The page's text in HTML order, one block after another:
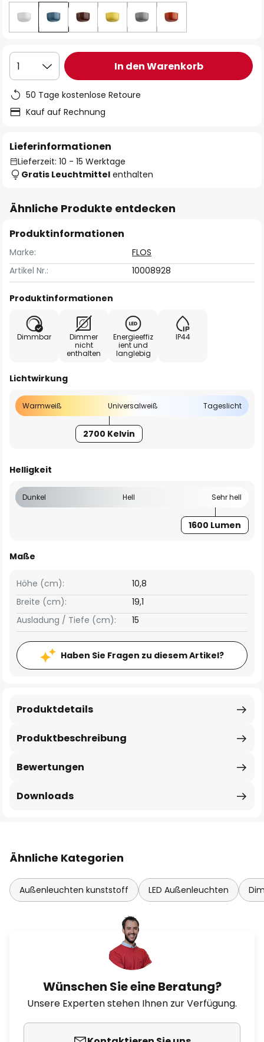
1 In den Warenkorb
50 Tage kostenlose Retoure
Kauf auf Rechnung
Lieferinformationen
Lieferzeit: 10 - 15 Werktage
Gratis Leuchtmittel enthalten
Ähnliche Produkte entdecken
Produktinformationen
Marke:
FLOS
Artikel Nr.:
10008928
Produktinformationen
Dimmbar
Dimmer
nicht
enthalten
Energieeffiz
ient und
langlebig
IP44
Lichtwirkung
Warmweiß Universalweiß Tageslicht
2700 Kelvin
Helligkeit
Dunkel Hell Sehr hell
1600 Lumen
Maße
Breite (cm): 19,1
Höhe (cm): 10,8
Ausladung / Tiefe (cm): 15
Haben Sie Fragen zu diesem Artikel?
Produktbeschreibung
Produktdetails
Bewertungen
Downloads
Ähnliche Kategorien
Außenleuchten kunststoff LED Außenleuchten
Wünschen Sie eine Beratung?
Unsere Experten stehen Ihnen zur Verfügung.